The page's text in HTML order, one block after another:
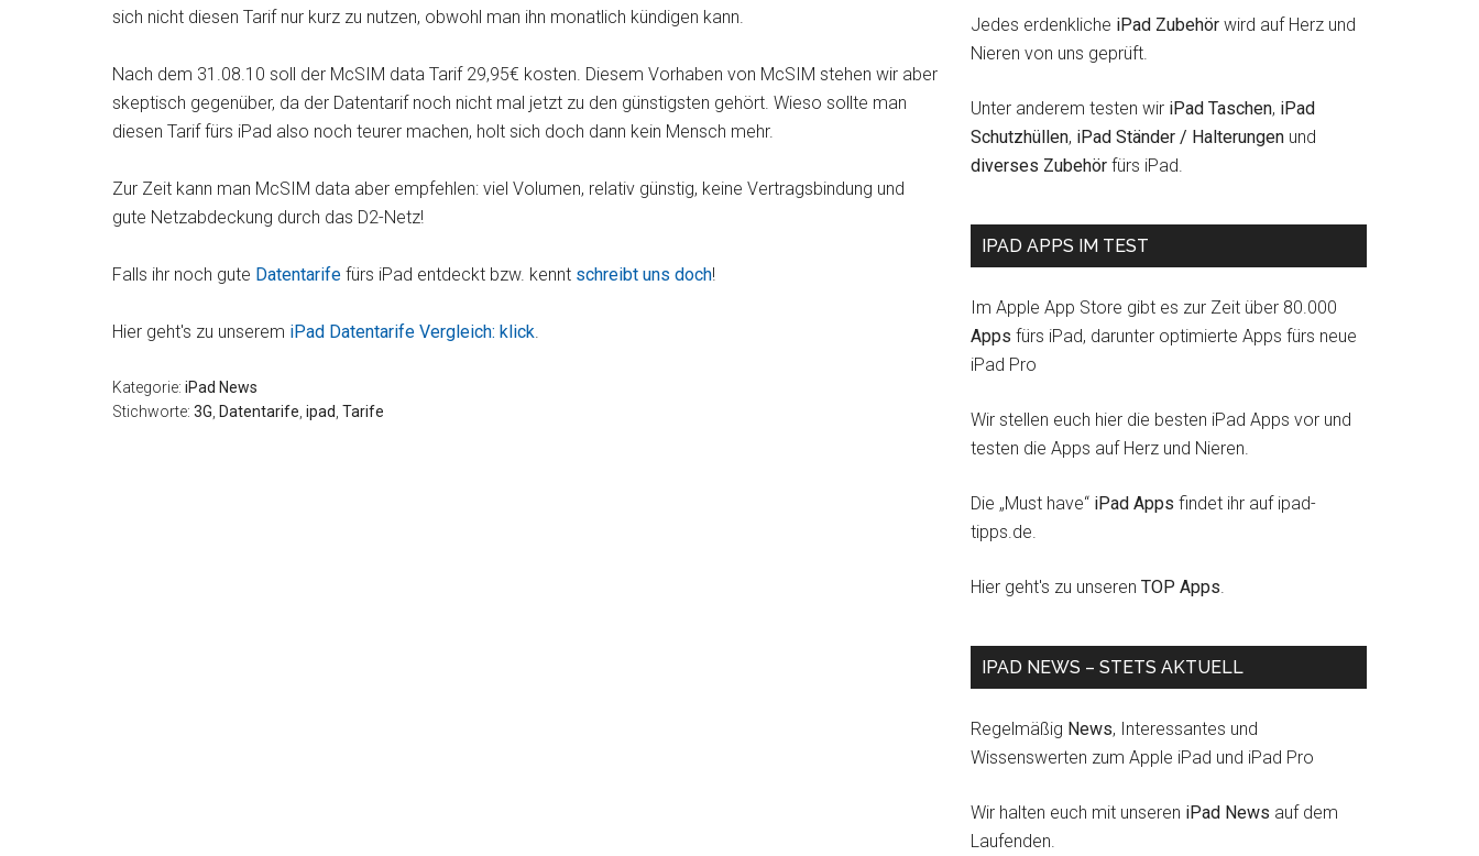
sich nicht diesen Tarif nur kurz zu nutzen, obwohl man ihn monatlich kündigen kann.
Nach dem 31.08.10 soll der McSIM data Tarif 29,95€ kosten. Diesem Vorhaben von McSIM stehen wir aber
skeptisch gegenüber, da der Datentarif noch nicht mal jetzt zu den günstigsten gehört. Wieso sollte man
diesen Tarif fürs iPad also noch teurer machen, holt sich doch dann kein Mensch mehr.
Zur Zeit kann man McSIM data aber empfehlen: viel Volumen, relativ günstig, keine Vertragsbindung und
gute Netzabdeckung durch das D2-Netz!
Falls ihr noch gute Datentarife fürs iPad entdeckt bzw. kennt schreibt uns doch!
Hier geht's zu unserem iPad Datentarife Vergleich: klick.
Kategorie: iPad News
Stichworte: 3G Datentarife ipad Tarife
Jedes erdenkliche iPad Zubehör wird auf Herz und
Nieren von uns geprüft.
Unter anderem testen wir iPad Taschen, iPad
Schutzhüllen, iPad Ständer / Halterungen und
diverses Zubehör fürs iPad.
IPAD APPS IM TEST
Im Apple App Store gibt es zur Zeit über 80.000
Apps fürs iPad, darunter optimierte Apps fürs neue
iPad Pro
Wir stellen euch hier die besten iPad Apps vor und
testen die Apps auf Herz und Nieren.
Die „Must have“ iPad Apps findet ihr auf ipad-
tipps.de.
Hier geht's zu unseren TOP Apps.
IPAD NEWS – STETS AKTUELL
Regelmäßig News, Interessantes und
Wissenswerten zum Apple iPad und iPad Pro
Wir halten euch mit unseren iPad News auf dem
Laufenden.